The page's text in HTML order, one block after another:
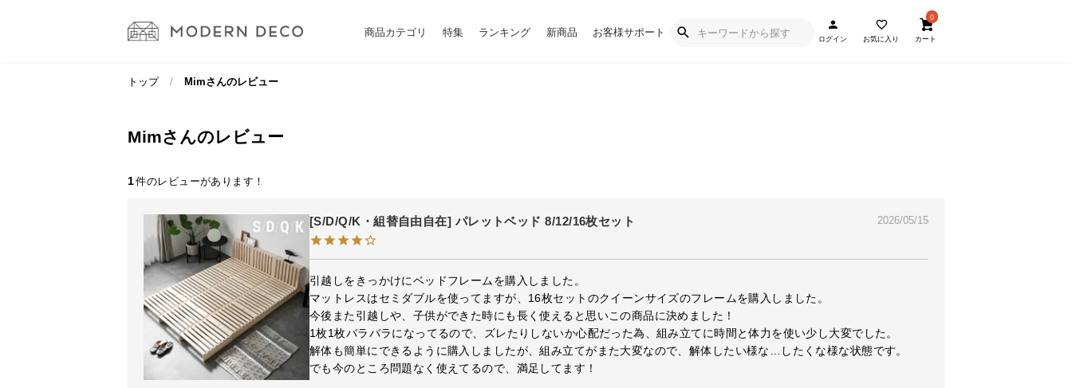
商品カテゴリ 特集 ランキング 新商品 お客様サポート
ログイン お気に入り
0
カート
トップ Mimさんのレビュー
Mimさんのレビュー
1
[S/D/Q/K・組替自由自在] パレットベッド 8/12/16枚セット 2026/05/15
引越しをきっかけにベッドフレームを購入しました。
マットレスはセミダブルを使ってますが、16枚セットのクイーンサイズのフレームを購入しました。
今後また引越しや、子供ができた時にも長く使えると思いこの商品に決めました！
1枚1枚バラバラになってるので、ズレたりしないか心配だった為、組み立てに時間と体力を使い少し大変でした。
解体も簡単にできるように購入しましたが、組み立てがまた大変なので、解体したい様な…したくな様な状態です。
でも今のところ問題なく使えてるので、満足してます！